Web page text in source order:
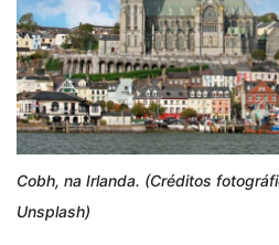
Cobh, na Irlanda. (Créditos
Unsplash)